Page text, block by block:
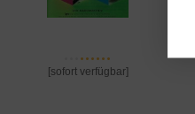
[sofort verfügbar]